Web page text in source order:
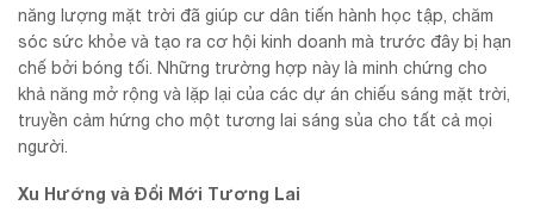
năng lượng mặt trời đã giúp cư dân tiến hành học tập, chăm
sóc sức khỏe và tạo ra cơ hội kinh doanh mà trước đây bị hạn
chế bởi bóng tối. Những trường hợp này là minh chứng cho
khả năng mở rộng và lặp lại của các dự án chiếu sáng mặt trời,
truyền cảm hứng cho một tương lai sáng sủa cho tất cả mọi
người.
Xu Hướng và Đổi Mới Tương Lai